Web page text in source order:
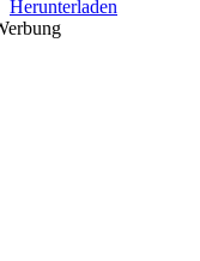
Herunterladen